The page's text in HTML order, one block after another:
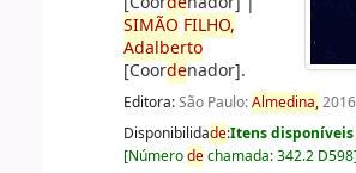
SIMÃO FILHO,
Adalberto
[Coordenador].
Editora:São Paulo:Almedina,2016
Disponibilidade:Itens
[Númerodechamada:342.2 D598]